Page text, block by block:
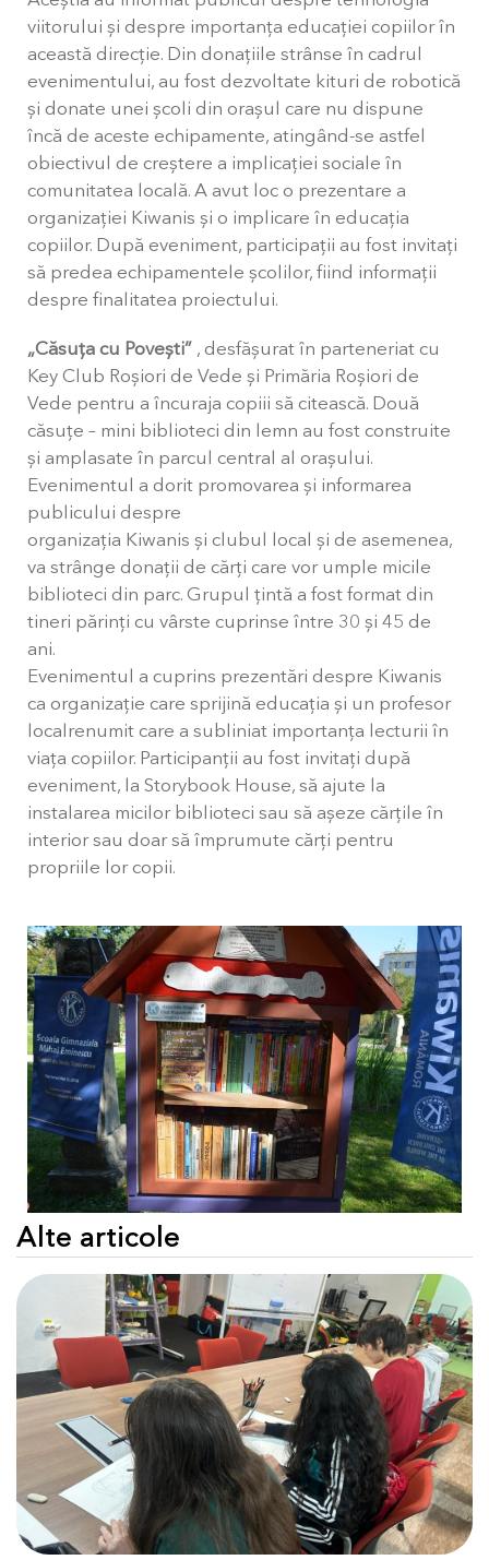
viitorului și despre importanța educației copiilor în
această direcție. Din donațiile strânse în cadrul
evenimentului, au fost dezvoltate kituri de robotică
și donate unei școli din orașul care nu dispune
încă de aceste echipamente, atingând-se astfel
obiectivul de creștere a implicației sociale în
comunitatea locală. A avut loc o prezentare a
organizației Kiwanis și o implicare în educația
copiilor. După eveniment, participații au fost invitați
să predea echipamentele școlilor, fiind informații
despre finalitatea proiectului.
„Căsuța cu Povești” , desfășurat în parteneriat cu
Key Club Roșiori de Vede și Primăria Roșiori de
Vede pentru a încuraja copiii să citească. Două
căsuțe – mini biblioteci din lemn au fost construite
și amplasate în parcul central al orașului.
Evenimentul a dorit promovarea și informarea
publicului despre
organizația Kiwanis și clubul local și de asemenea,
va strânge donații de cărți care vor umple micile
biblioteci din parc. Grupul țintă a fost format din
tineri părinți cu vârste cuprinse între 30 și 45 de
ani.
Evenimentul a cuprins prezentări despre Kiwanis
ca organizație care sprijină educația și un profesor
localrenumit care a subliniat importanța lecturii în
viața copiilor. Participanții au fost invitați după
eveniment, la Storybook House, să ajute la
instalarea micilor biblioteci sau să așeze cărțile în
interior sau doar să împrumute cărți pentru
propriile lor copii.
Alte articole